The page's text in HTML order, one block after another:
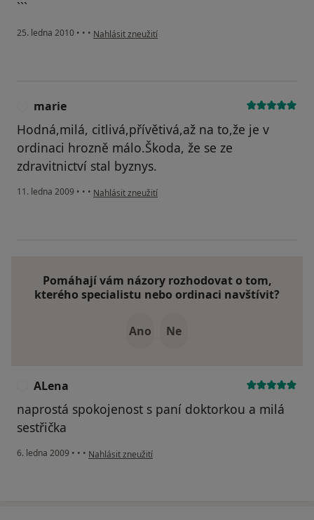
```
25. ledna 2010 • • • podle názoru uživatele Pacient
Nahlásit zneužití
marie
Hodná,milá, citlivá,přívětivá,až na to,že je v
ordinaci hrozně málo.Škoda, že se ze
zdravitnictví stal byznys.
11. ledna 2009 • • • podle názoru uživatele marie
Nahlásit zneužití
Pomáhají vám názory rozhodovat o tom,
kterého specialistu nebo ordinaci navštívit?
Ano Ne
ALena
naprostá spokojenost s paní doktorkou a milá
sestřička
6. ledna 2009 • • • podle názoru uživatele ALena
Nahlásit zneužití